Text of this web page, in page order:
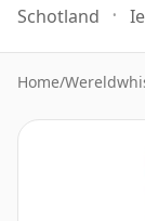
Schotland
Home/